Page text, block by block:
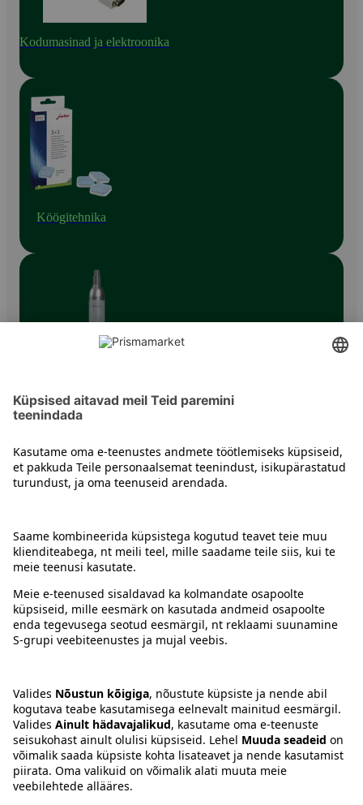
Kodumasinad ja elektroonika
Köögitehnika
Muud väikesed köögiseadmed
Juhised
Tingimused
Keel:ETENRU